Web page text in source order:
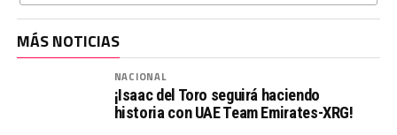
MÁS NOTICIAS
NACIONAL
¡Isaac del Toro seguirá haciendo
historia con UAE Team Emirates-XRG!